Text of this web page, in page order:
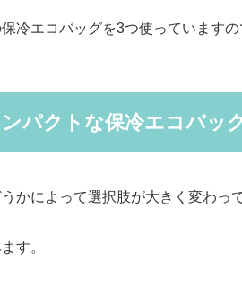
冷エコバッグを3つ使っています
パクトな保冷エコバッ
かによって選択肢が大きく変わっ
す。